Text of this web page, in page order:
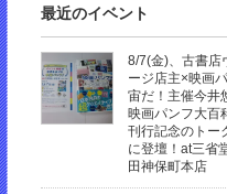
て
友
達
へ
メ
ー
ル
で
送
信
ウ
て
印
刷
(新
し
い
ウ
ィ
ン
ド
き
最近のイベント
8/7(金)、古書店
ージ店主×映画
宙だ！主催今井
映画パンフ大百
刊行記念のトー
に登壇！at三省
田神保町本店